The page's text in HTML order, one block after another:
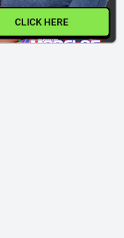
CLICK HERE